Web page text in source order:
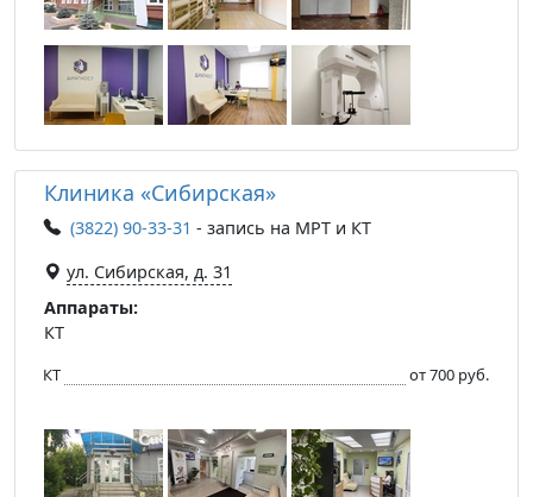
Клиника «Сибирская»
(3822) 90-33-31 - запись на МРТ и КТ
ул. Сибирская, д. 31
Аппараты:
КТ
КТ от 700 руб.